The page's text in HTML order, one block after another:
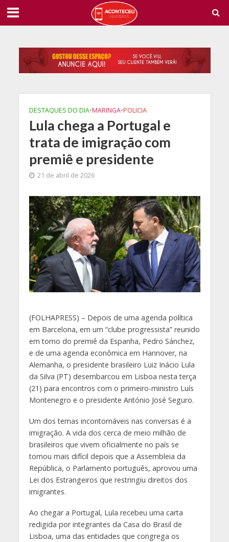
DESTAQUES DO DIA•MARINGA•POLICIA
Lula chega a Portugal e
trata de imigração com
premiê e presidente
21 de abril de 2026
(FOLHAPRESS) – Depois de uma agenda política
em Barcelona, em um “clube progressista” reunido
em torno do premiê da Espanha, Pedro Sánchez,
e de uma agenda econômica em Hannover, na
Alemanha, o presidente brasileiro Luiz Inácio Lula
da Silva (PT) desembarcou em Lisboa nesta terça
(21) para encontros com o primeiro-ministro Luís
Montenegro e o presidente António José Seguro.
Um dos temas incontornáveis nas conversas é a
imigração. A vida dos cerca de meio milhão de
brasileiros que vivem oficialmente no país se
tornou mais difícil depois que a Assembleia da
República, o Parlamento português, aprovou uma
Lei dos Estrangeiros que restringiu direitos dos
imigrantes.
Ao chegar a Portugal, Lula recebeu uma carta
redigida por integrantes da Casa do Brasil de
Lisboa, uma das entidades que congrega os